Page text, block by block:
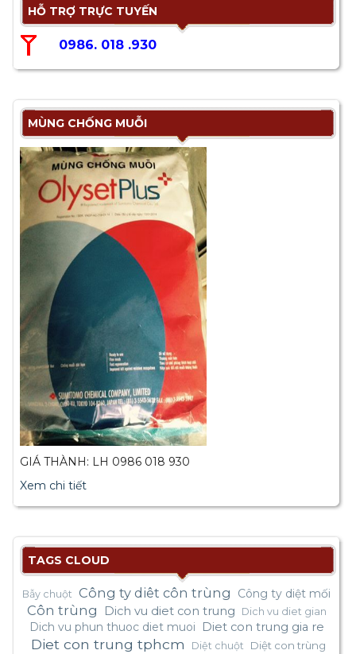
HỖ TRỢ TRỰC TUYẾN
0986. 018 .930
MÙNG CHỐNG MUỖI
GIÁ THÀNH: LH 0986 018 930
Xem chi tiết
TAGS CLOUD
Bẫy chuột Công ty diêt côn trùng Công ty diệt mối
Côn trùng Dich vu diet con trung Dich vu diet gian
Dich vu phun thuoc diet muoi Diet con trung gia re
Diet con trung tphcm Diệt chuột
Diệt con trùng